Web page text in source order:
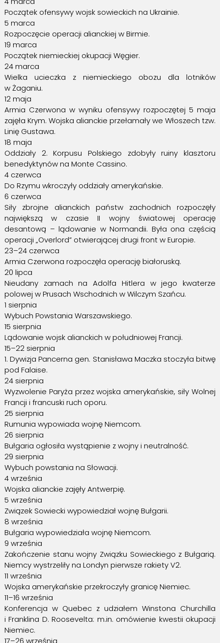
Początek ofensywy wojsk sowieckich na Ukrainie.
5 marca
Rozpoczęcie operacji alianckiej w Birmie.
19 marca
Początek niemieckiej okupacji Węgier.
24 marca
Wielka ucieczka z niemieckiego obozu dla lotników
w Żaganiu.
12 maja
Armia Czerwona w wyniku ofensywy rozpoczętej 5 maja
zajęła Krym. Wojska alianckie przełamały we Włoszech tzw.
Linię Gustawa.
18 maja
Oddziały 2. Korpusu Polskiego zdobyły ruiny klasztoru
benedyktynów na Monte Cassino.
4 czerwca
Do Rzymu wkroczyły oddziały amerykańskie.
6 czerwca
Siły zbrojne alianckich państw zachodnich rozpoczęły
największą w czasie II wojny światowej operację
desantową – lądowanie w Normandii. Była ona częścią
operacji „Overlord” otwierającej drugi front w Europie.
23–24 czerwca
Armia Czerwona rozpoczęła operację białoruską.
20 lipca
Nieudany zamach na Adolfa Hitlera w jego kwaterze
polowej w Prusach Wschodnich w Wilczym Szańcu.
1 sierpnia
Wybuch Powstania Warszawskiego.
15 sierpnia
Lądowanie wojsk alianckich w południowej Francji.
15–22 sierpnia
1. Dywizja Pancerna gen. Stanisława Maczka stoczyła bitwę
pod Falaise.
24 sierpnia
Wyzwolenie Paryża przez wojska amerykańskie, siły Wolnej
Francji i francuski ruch oporu.
25 sierpnia
Rumunia wypowiada wojnę Niemcom.
26 sierpnia
Bułgaria ogłosiła wystąpienie z wojny i neutralność.
29 sierpnia
Wybuch powstania na Słowacji.
4 września
Wojska alianckie zajęły Antwerpię.
5 września
Związek Sowiecki wypowiedział wojnę Bułgarii.
8 września
Bułgaria wypowiedziała wojnę Niemcom.
9 września
Zakończenie stanu wojny Związku Sowieckiego z Bułgarią.
Niemcy wystrzeliły na Londyn pierwsze rakiety V2.
11 września
Wojska amerykańskie przekroczyły granicę Niemiec.
11–16 września
Konferencja w Quebec z udziałem Winstona Churchilla
i Franklina D. Roosevelta: m.in. omówienie kwestii okupacji
Niemiec.